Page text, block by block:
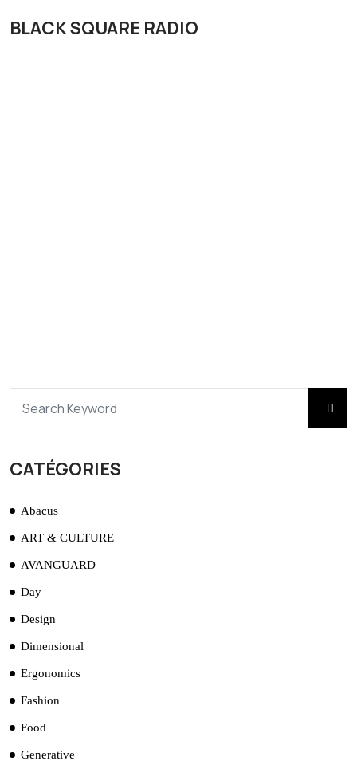
BLACK SQUARE RADIO
CATÉGORIES
Abacus
ART & CULTURE
AVANGUARD
Day
Design
Dimensional
Ergonomics
Fashion
Food
Generative